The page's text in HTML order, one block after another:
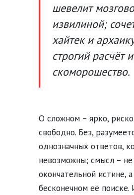
шевелит
извилиной;
хайтек и
строгий расчёт и
скоморошество.
О сложном – ярко,
свободно. Без,
однозначных ответов,
невозможны; смысл – не
окончательной истине,
бесконечном её поиске.